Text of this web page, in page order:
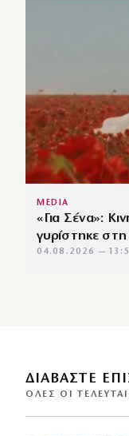
MEDIA
«Για Σένα»:
γυρίστηκε
04.08.2026 —
ΔΙΑΒΑΣΤΕ
ΌΛΕΣ ΟΙ